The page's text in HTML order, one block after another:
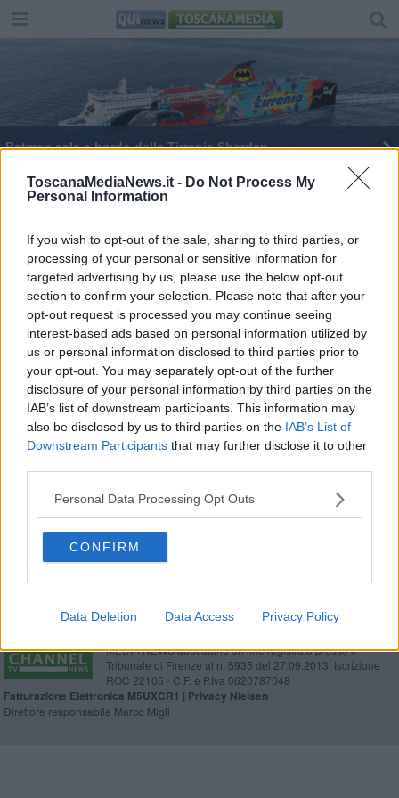
ToscanaMediaNews.it - Do Not Process My
Personal Information
If you wish to opt-out of the sale, sharing to third parties, or
processing of your personal or sensitive information for
targeted advertising by us, please use the below opt-out
section to confirm your selection. Please note that after your
opt-out request is processed you may continue seeing
interest-based ads based on personal information utilized by
us or personal information disclosed to third parties prior to
your opt-out. You may separately opt-out of the further
disclosure of your personal information by third parties on the
IAB’s list of downstream participants. This information may
also be disclosed by us to third parties on the IAB’s List of
Downstream Participants that may further disclose it to other
Personal Data Processing Opt Outs
CONFIRM
Data Deletion Data Access Privacy Policy
Batman sale a bordo della Tirrenia Sharden
Due giorni nel nome della disabilità
Pegaso per lo sport, si accende la sfida
Pegaso dello sport alla Fiorentina Women's calcio
Palagiustizia, presidio stabile dei carabinieri
Giunta Conti, partita chiusa
Targa d'onore per oltre 80 giornalisti toscani
Giunta Conti, presentati i nove assessori
Il Covid è più debole? Sì, no... forse
Editore Toscana Media Channel srl - Via Dei Martelli, 8 -
MEDIA NEWS quotidiano on line registrato presso il
Tribunale di Firenze al n. 5935 del 27.09.2013. Iscrizione
ROC 22105 - C.F. e P.Iva 0620787048
Fatturazione Elettronica M5UXCR1 | Privacy Nielsen
Direttore responsabile Marco Migli